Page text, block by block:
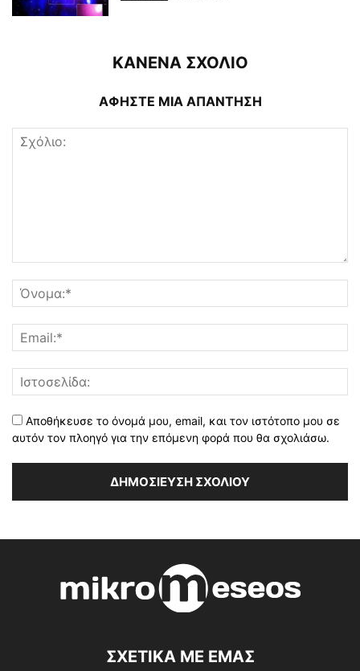
ΚΑΝΕΝΑ ΣΧΟΛΙΟ
ΑΦΗΣΤΕ ΜΙΑ ΑΠΑΝΤΗΣΗ
Αποθήκευσε το όνομά μου, email, και τον ιστότοπο μου σε
αυτόν τον πλοηγό για την επόμενη φορά που θα σχολιάσω.
ΣΧΕΤΙΚΑ ΜΕ ΕΜΑΣ